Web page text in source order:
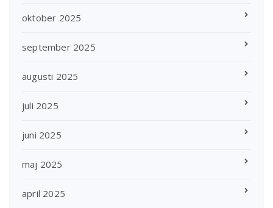
oktober 2025
september 2025
augusti 2025
juli 2025
juni 2025
maj 2025
april 2025